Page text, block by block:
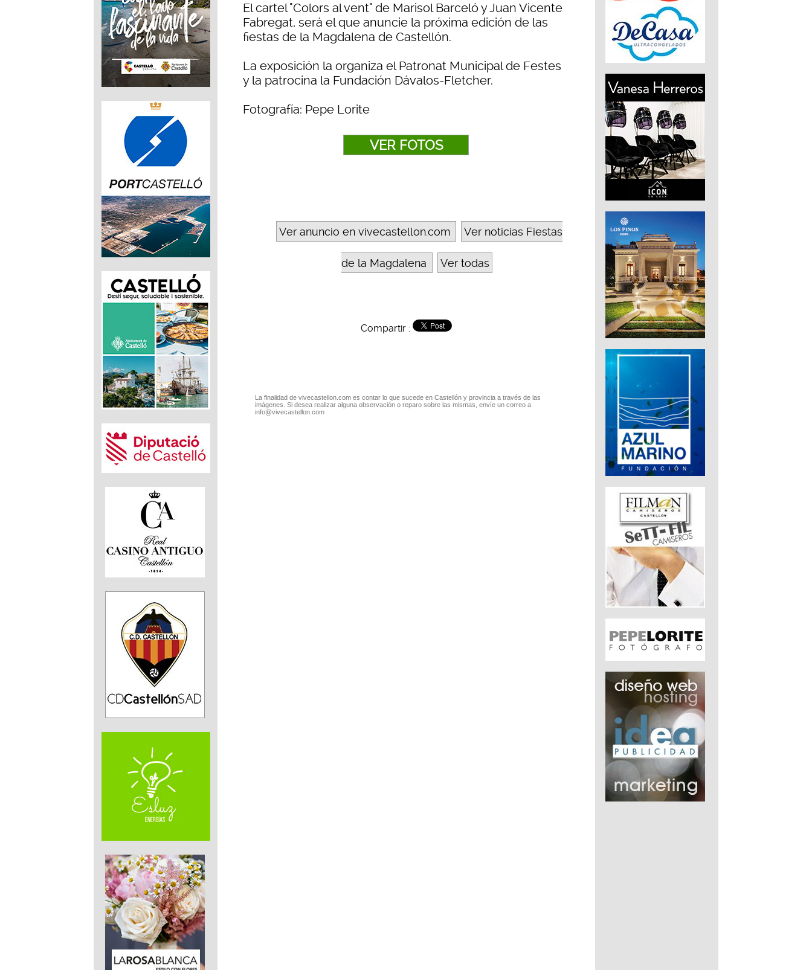
El cartel "Colors al vent" de Marisol Barceló y Juan Vicente
Fabregat, será el que anuncie la próxima edición de las
fiestas de la Magdalena de Castellón.
La exposición la organiza el Patronat Municipal de Festes
y la patrocina la Fundación Dávalos-Fletcher.
Fotografía: Pepe Lorite
VER FOTOS
Ver anuncio en vivecastellon.com Ver noticias Fiestas
de la Magdalena Ver todas
Compartir :
La finalidad de vivecastellon.com es contar lo que sucede en Castellón y provincia a través de las
imágenes. Si desea realizar alguna observación o reparo sobre las mismas, envíe un correo a
info@vivecastellon.com